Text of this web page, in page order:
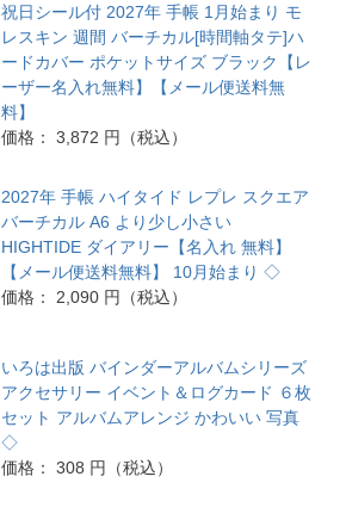
祝日シール付 2027年 手帳 1月始まり モ
レスキン 週間 バーチカル[時間軸タテ]ハ
ードカバー ポケットサイズ ブラック【レ
ーザー名入れ無料】【メール便送料無
料】
価格： 3,872 円（税込）
2027年 手帳 ハイタイド レプレ スクエア
バーチカル A6 より少し小さい
HIGHTIDE ダイアリー【名入れ 無料】
【メール便送料無料】 10月始まり ◇
価格： 2,090 円（税込）
いろは出版 バインダーアルバムシリーズ
アクセサリー イベント＆ログカード ６枚
セット アルバムアレンジ かわいい 写真
◇
価格： 308 円（税込）